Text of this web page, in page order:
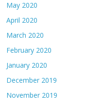
May 2020
April 2020
March 2020
February 2020
January 2020
December 2019
November 2019